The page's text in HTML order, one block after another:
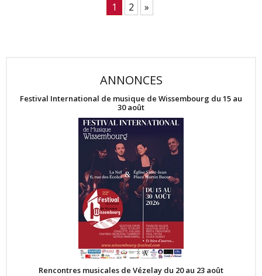
1 2 »
ANNONCES
Festival International de musique de Wissembourg du 15 au
30 août
Rencontres musicales de Vézelay du 20 au 23 août